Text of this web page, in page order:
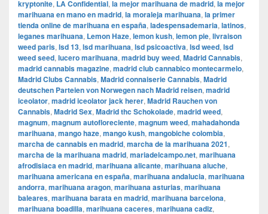
kryptonite, LA Confidential, la mejor marihuana de madrid, la mejor
marihuana en mano en madrid, la moraleja marihuana, la primer
tienda online de marihuana en españa, ladespensademaria, latinos,
leganes marihuana, Lemon Haze, lemon kush, lemon pie, livraison
weed paris, lsd 13, lsd marihuana, lsd psicoactiva, lsd weed, lsd
weed seed, lucero marihuana, madrid buy weed, Madrid Cannabis,
madrid cannabis magazine, madrid club cannabico montecarmelo,
Madrid Clubs Cannabis, Madrid connaiserie Cannabis, Madrid
deutschen Parteien von Norwegen nach Madrid reisen, madrid
iceolator, madrid iceolator jack herer, Madrid Rauchen von
Cannabis, Madrid Sex, Madrid thc Schokolade, madrid weed,
magnum, magnum autofloreciente, magnum weed, mahadahonda
marihuana, mango haze, mango kush, mangobiche colombia,
marcha de cannabis en madrid, marcha de la marihuana 2021,
marcha de la marihuana madrid, mariadelcampo.net, marihuana
afrodisiaca en madrid, marihuana alicante, marihuana aluche,
marihuana americana en españa, marihuana andalucia, marihuana
andorra, marihuana aragon, marihuana asturias, marihuana
baleares, marihuana barata en madrid, marihuana barcelona,
marihuana boadilla, marihuana caceres, marihuana cadiz,